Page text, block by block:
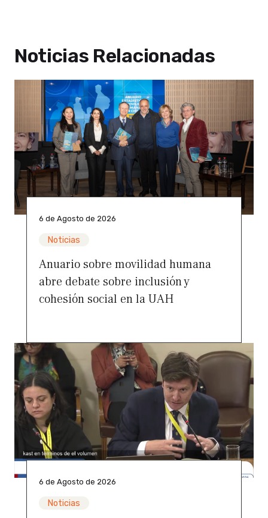
Noticias Relacionadas
6 de Agosto de 2026
Noticias
Anuario sobre movilidad humana
abre debate sobre inclusión y
cohesión social en la UAH
6 de Agosto de 2026
Noticias